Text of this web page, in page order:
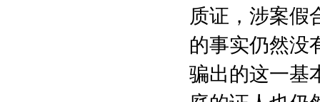
质证，涉案假
的事实仍然没
骗出的这一基